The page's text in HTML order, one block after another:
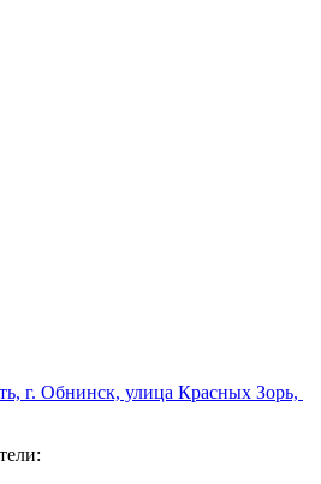
г. Обнинск, улица Красных Зорь,